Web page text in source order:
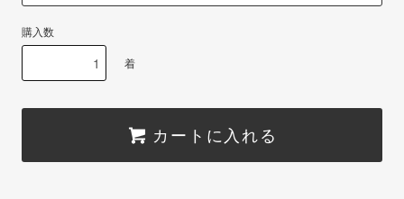
購入数
着
カートに入れる